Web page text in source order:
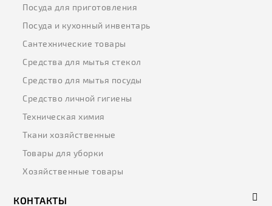
Посуда для приготовления
Посуда и кухонный инвентарь
Сантехнические товары
Средства для мытья стекол
Средство для мытья посуды
Средство личной гигиены
Техническая химия
Ткани хозяйственные
Товары для уборки
Хозяйственные товары
КОНТАКТЫ